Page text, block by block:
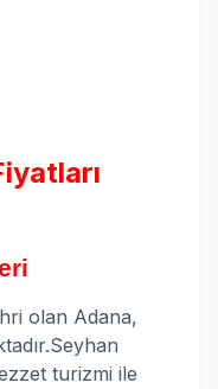
olan Adana,
turizmi ile